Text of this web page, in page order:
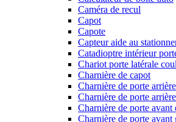
Caméra de recul
Capot
Capote
Capteur aide au
Catadioptre intérieur
Chariot porte latérale
Charnière de capot
Charnière de porte
Charnière de porte
Charnière de porte avant
Charnière de porte avant